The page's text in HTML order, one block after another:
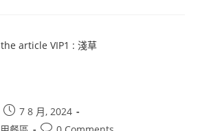
7 8 月, 2024